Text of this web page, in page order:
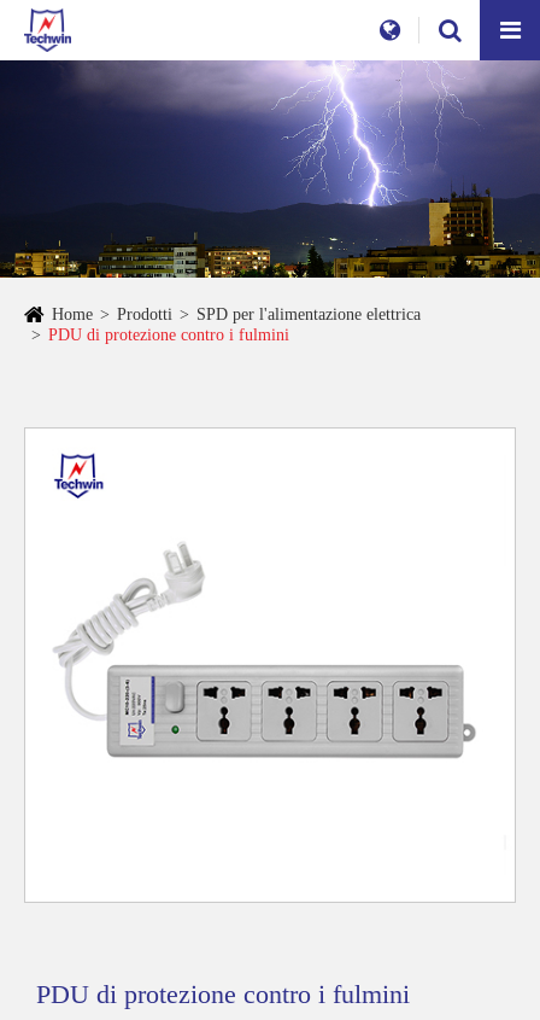
Home Prodotti
SPD per l'alimentazione elettrica
PDU di protezione contro i fulmini
PDU di protezione contro i fulmini